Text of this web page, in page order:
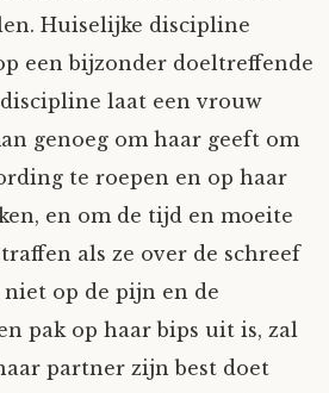
Huiselijke discipline
een bijzonder doeltreffende
laat een vrouw
genoeg om haar geeft om
te roepen en op haar
en om de tijd en moeite
als ze over de schreef
niet op de pijn en de
pak op haar bips uit is, zal
partner zijn best doet